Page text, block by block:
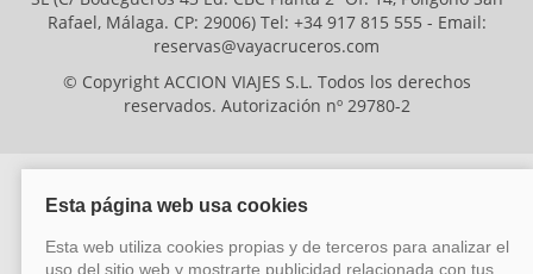
Rafael, Málaga. CP: 29006) Tel: +34 917 815 555 - Email:
reservas@vayacruceros.com
© Copyright ACCION VIAJES S.L. Todos los derechos
reservados. Autorización nº 29780-2